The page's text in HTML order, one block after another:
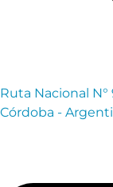
Ruta Nacional N°
Córdoba -